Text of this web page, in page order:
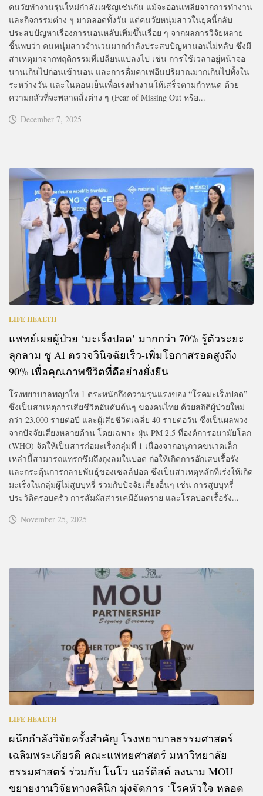
คนวัยทำงานรุ่นใหม่กำลังเผชิญเช่นกัน แม้จะอ่อนเพลียจากการทำงาน
และกิจกรรมต่าง ๆ มาตลอดทั้งวัน แต่คนวัยหนุ่มสาวในยุคนี้กลับ
ประสบปัญหาเรื่องการนอนหลับเพิ่มขึ้นเรื่อย ๆ จากผลการวิจัยหลาย
ชิ้นพบว่า คนหนุ่มสาวจำนวนมากกำลังประสบปัญหานอนไม่หลับ ซึ่งมี
สาเหตุมาจากพฤติกรรมที่เปลี่ยนแปลงไป เช่น การใช้เวลาอยู่หน้าจอ
นานเกินไปก่อนเข้านอน และการดื่มคาเฟอีนปริมาณมากเกินไปทั้งใน
ระหว่างวัน และในตอนเย็นเพื่อเร่งทำงานให้เสร็จตามกำหนด ด้วย
ความกลัวที่จะพลาดสิ่งต่าง ๆ (Fear of Missing Out หรือ...
December 7, 2025
LIFE HEALTH
แพทย์เผยผู้ป่วย ‘มะเร็งปอด’ มากกว่า 70% รู้ตัวระยะ
ลุกลาม ชู AI ตรวจวินิจฉัยเร็ว-เพิ่มโอกาสรอดสูงถึง
90% เพื่อคุณภาพชีวิตที่ดีอย่างยั่งยืน
โรงพยาบาลพญาไท 1 ตระหนักถึงความรุนแรงของ “โรคมะเร็งปอด”
ซึ่งเป็นสาเหตุการเสียชีวิตอันดับต้นๆ ของคนไทย ด้วยสถิติผู้ป่วยใหม่
กว่า 23,000 รายต่อปี และผู้เสียชีวิตเฉลี่ย 40 รายต่อวัน ซึ่งเป็นผลพวง
จากปัจจัยเสี่ยงหลายด้าน โดยเฉพาะ ฝุ่น PM 2.5 ที่องค์การอนามัยโลก
(WHO) จัดให้เป็นสารก่อมะเร็งกลุ่มที่ 1 เนื่องจากอนุภาคขนาดเล็ก
เหล่านี้สามารถแทรกซึมถึงถุงลมในปอด ก่อให้เกิดการอักเสบเรื้อรัง
และกระตุ้นการกลายพันธุ์ของเซลล์ปอด ซึ่งเป็นสาเหตุหลักที่เร่งให้เกิด
มะเร็งในกลุ่มผู้ไม่สูบบุหรี่ ร่วมกับปัจจัยเสี่ยงอื่นๆ เช่น การสูบบุหรี่
ประวัติครอบครัว การสัมผัสสารเคมีอันตราย และโรคปอดเรื้อรัง...
November 25, 2025
LIFE HEALTH
ผนึกกำลังวิจัยครั้งสำคัญ โรงพยาบาลธรรมศาสตร์
เฉลิมพระเกียรติ คณะแพทยศาสตร์ มหาวิทยาลัย
ธรรมศาสตร์ ร่วมกับ โนโว นอร์ดิสค์ ลงนาม MOU
ขยายงานวิจัยทางคลินิก มุ่งจัดการ ‘โรคหัวใจ หลอด